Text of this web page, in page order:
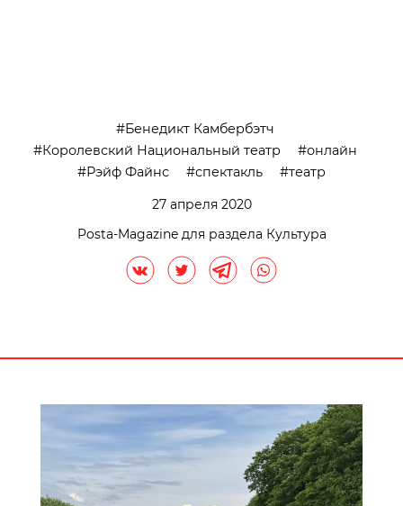
Бенедикт Камбербэтч
Королевский Национальный театр
онлайн
Рэйф Файнс
спектакль
театр
27 апреля 2020
Posta-Magazine для раздела Культура